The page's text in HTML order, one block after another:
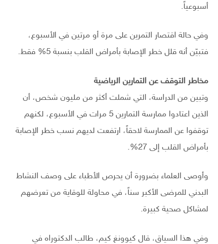
أسبوعياً.
وفي حالة اقتصار التمرين على مرة أو مرتين في الأسبوع،
فتبيّن أنه قلل خطر الإصابة بأمراض القلب بنسبة 5% فقط.
مخاطر التوقف عن التمارين الرياضية
وتبين من الدراسة، التي شملت أكثر من مليون شخص، أن
الذين اعتادوا ممارسة التمارين 5 مرات في الأسبوع، لكنهم
توقفوا عن الممارسة لاحقاً، ارتفعت لديهم نسب خطر الإصابة
بأمراض القلب إلى 27%.
وأوصى العلماء بضرورة أن يحرص الأطباء على وصف النشاط
البدني للمرضى الأكبر سناً، في محاولة للوقاية من تعرضهم
لمشاكل صحية كبيرة.
وفي هذا السياق، قال كيوونغ كيم، طالب الدكتوراه في